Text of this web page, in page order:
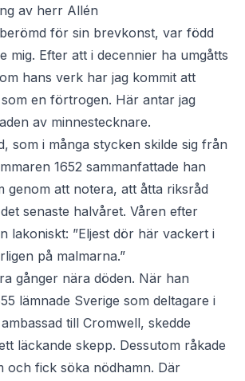
av herr Allén
för sin brevkonst, var född
mig. Efter att i decennier ha umgåtts
hans verk har jag kommit att
en förtrogen. Här antar jag
av minnestecknare.
som i många stycken skilde sig från
1652 sammanfattade han
genom att notera, att åtta riksråd
senaste halvåret. Våren efter
lakoniskt: ”Eljest dör här vackert i
på malmarna.”
gånger nära döden. När han
lämnade Sverige som deltagare i
till Cromwell, skedde
läckande skepp. Dessutom råkade
och fick söka nödhamn. Där